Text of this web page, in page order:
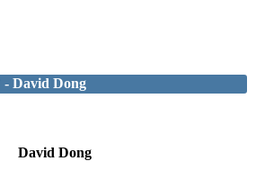
- David Dong
David Dong